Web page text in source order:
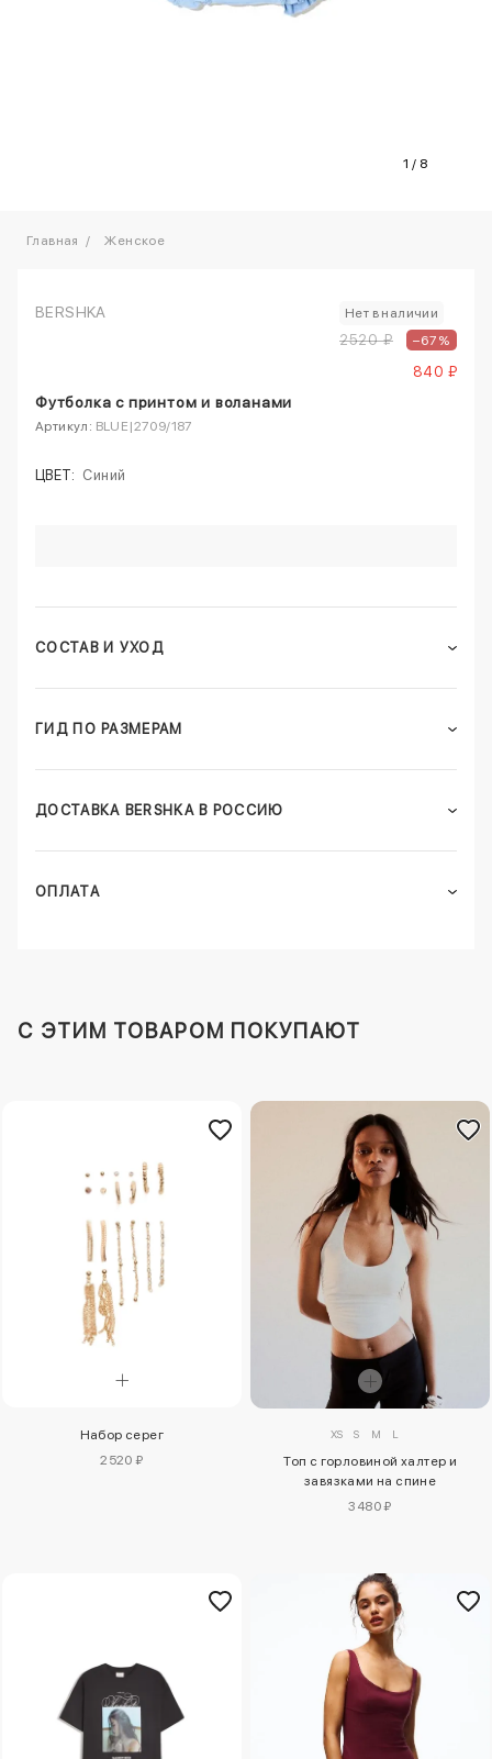
1 / 8
Главная Женское
BERSHKA Нет в наличии
2520 ₽ –67%
840 ₽
Футболка с принтом и воланами
Артикул: BLUE|2709/187
ЦВЕТ: Синий
СОСТАВ И УХОД
ГИД ПО РАЗМЕРАМ
ДОСТАВКА BERSHKA В РОССИЮ
ОПЛАТА
C ЭТИМ ТОВАРОМ ПОКУПАЮТ
Набор серег
2520 ₽
XS S M L
Топ с горловиной халтер и
завязками на спине
3480 ₽